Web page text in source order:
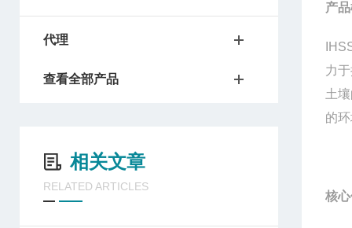
代理
查看全部产品
相关文章
RELATED ARTICLES
产
力
土
的
核